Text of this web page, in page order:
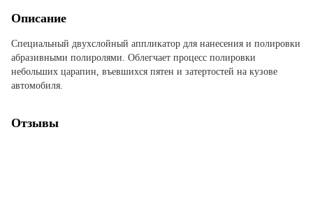
Описание
Специальный двухслойный аппликатор для нанесения и полировки
абразивными полиролями. Облегчает процесс полировки
небольших царапин, въевшихся пятен и затертостей на кузове
автомобиля.
Отзывы